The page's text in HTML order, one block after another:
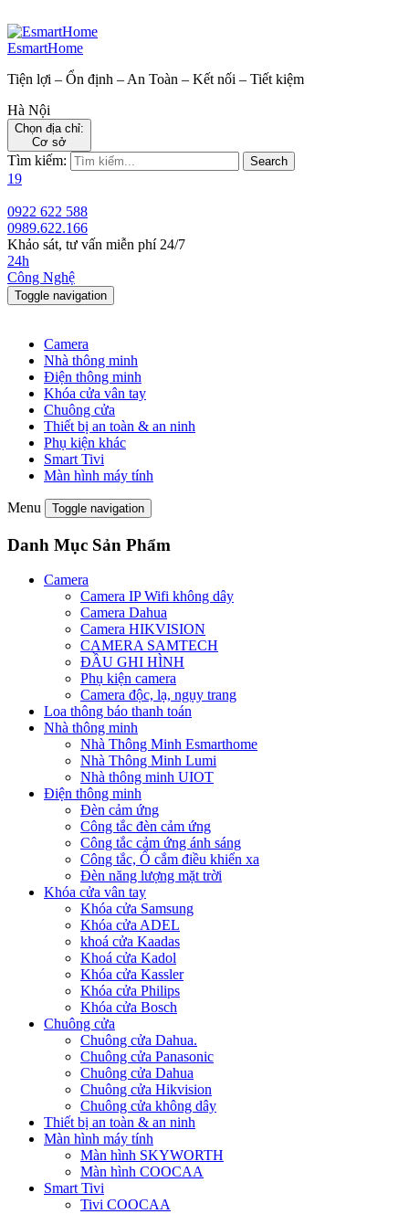
EsmartHome
Tiện lợi – Ổn định – An Toàn – Kết nối – Tiết kiệm
Hà Nội
Chọn địa chỉ:
Cơ sở
Tìm kiếm: Search
19
0922 622 588
0989.622.166
Khảo sát, tư vấn miễn phí 24/7
24h
Công Nghệ
Toggle navigation
Camera
Nhà thông minh
Điện thông minh
Khóa cửa vân tay
Chuông cửa
Thiết bị an toàn & an ninh
Phụ kiện khác
Smart Tivi
Màn hình máy tính
Menu Toggle navigation
Danh Mục Sản Phẩm
Camera
Camera IP Wifi không dây
Camera Dahua
Camera HIKVISION
CAMERA SAMTECH
ĐẦU GHI HÌNH
Phụ kiện camera
Camera độc, lạ, ngụy trang
Loa thông báo thanh toán
Nhà thông minh
Nhà Thông Minh Esmarthome
Nhà Thông Minh Lumi
Nhà thông minh UIOT
Điện thông minh
Đèn cảm ứng
Công tắc đèn cảm ứng
Công tắc cảm ứng ánh sáng
Công tắc, Ổ cắm điều khiển xa
Đèn năng lượng mặt trời
Khóa cửa vân tay
Khóa cửa Samsung
Khóa cửa ADEL
khoá cửa Kaadas
Khoá cửa Kadol
Khóa cửa Kassler
Khóa cửa Philips
Khóa cửa Bosch
Chuông cửa
Chuông cửa Dahua.
Chuông cửa Panasonic
Chuông cửa Dahua
Chuông cửa Hikvision
Chuông cửa không dây
Thiết bị an toàn & an ninh
Màn hình máy tính
Màn hình SKYWORTH
Màn hình COOCAA
Smart Tivi
Tivi COOCAA